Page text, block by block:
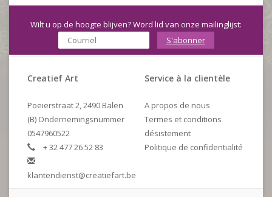
Wilt u op de hoogte blijven? Word lid van onze mailinglijst:
S'abonner
Creatief Art
Poeierstraat 2, 2490 Balen
(B) Ondernemingsnummer
0547960522
+ 32 477 26 52 83
klantendienst@creatiefart.be
Service à la clientèle
A propos de nous
Termes et conditions
désistement
Politique de confidentialité